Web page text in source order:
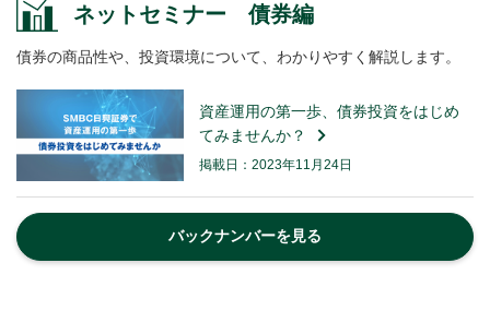
ネットセミナー 債券編
債券の商品性や、投資環境について、わかりやすく解説します。
資産運用の第一歩、債券投資をはじめ
てみませんか？
掲載日：2023年11月24日
バックナンバーを見る